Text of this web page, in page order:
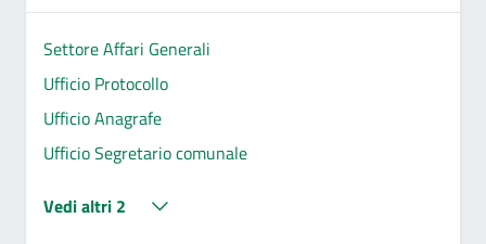
Settore Affari Generali
Ufficio Protocollo
Ufficio Anagrafe
Ufficio Segretario comunale
Vedi altri 2